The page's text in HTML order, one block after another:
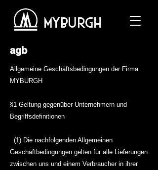
MYBURGH
agb
Allgemeine Geschäftsbedingungen der Firma
MYBURGH
§1 Geltung gegenüber Unternehmern und
Begriffsdefinitionen
(1) Die nachfolgenden Allgemeinen
Geschäftbedingungen gelten für alle Lieferungen
zwischen uns und einem Verbraucher in ihrer